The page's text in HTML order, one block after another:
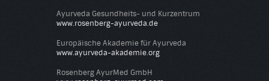
Ayurveda Gesundheits- und Kurzentrum
www.rosenberg-ayurveda.de
Europäische Akademie für Ayurveda
www.ayurveda-akademie.org
Rosenberg AyurMed GmbH